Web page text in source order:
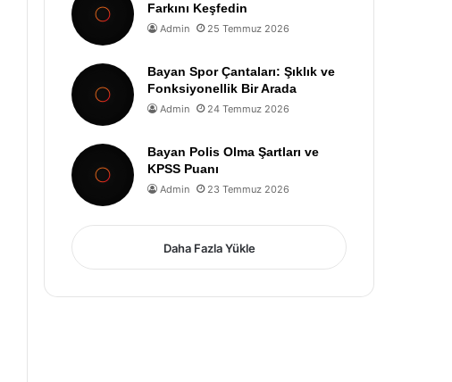
Farkını Keşfedin
Admin 25 Temmuz 2026
Bayan Spor Çantaları: Şıklık ve
Fonksiyonellik Bir Arada
Admin 24 Temmuz 2026
Bayan Polis Olma Şartları ve
KPSS Puanı
Admin 23 Temmuz 2026
Daha Fazla Yükle